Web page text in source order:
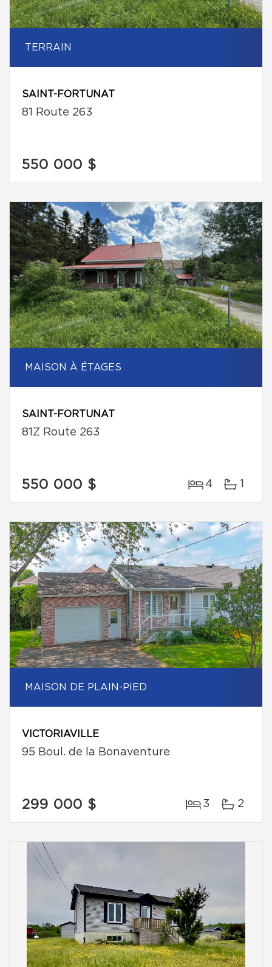
TERRAIN
SAINT-FORTUNAT
81 Route 263
550 000 $
MAISON À ÉTAGES
SAINT-FORTUNAT
81Z Route 263
550 000 $ 4 1
MAISON DE PLAIN-PIED
VICTORIAVILLE
95 Boul. de la Bonaventure
299 000 $ 3 2